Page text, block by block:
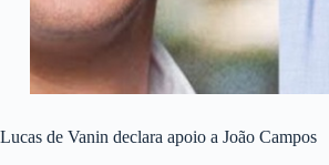
Lucas de Vanin declara apoio a João Campos